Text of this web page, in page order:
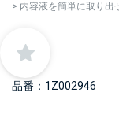
> 内容液を簡単に取り出
品番：1Z002946